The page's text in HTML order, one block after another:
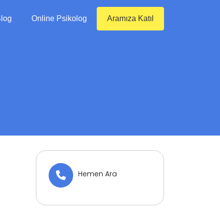
Online Psikolog Aramıza Katıl
Hemen Ara